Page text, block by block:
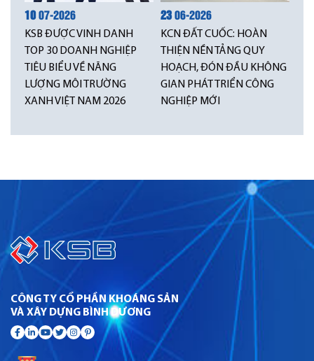
1007-2026
KSB ĐƯỢC VINH DANH
TOP 30 DOANH NGHIỆP
TIÊU BIỂU VỀ NĂNG
LƯỢNG MÔI TRƯỜNG
XANH VIỆT NAM 2026
2306-2026
KCN ĐẤT CUỐC: HOÀN
THIỆN NỀN TẢNG QUY
HOẠCH, ĐÓN ĐẦU KHÔNG
GIAN PHÁT TRIỂN CÔNG
NGHIỆP MỚI
CÔNG TY CỔ PHẦN KHOÁNG SẢN
VÀ XÂY DỰNG BÌNH DƯƠNG